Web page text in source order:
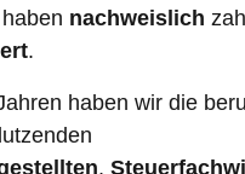
nachweislich
.
haben wir die
,